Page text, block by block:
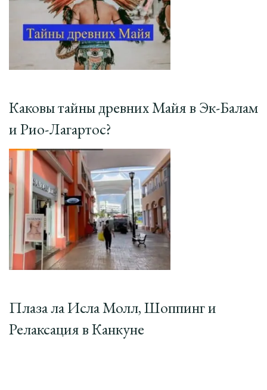
Каковы тайны древних Майя в Эк-Балам
и Рио-Лагартос?
Плаза ла Исла Молл, Шоппинг и
Релаксация в Канкуне